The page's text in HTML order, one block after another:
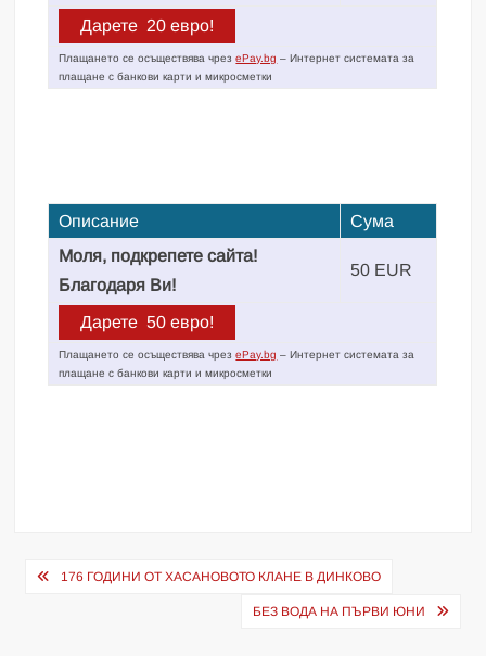
Плащането се осъществява чрезePay.bg – Интернет системата за
плащане с банкови карти и микросметки
Описание
Сума
Моля, подкрепете сайта!
Благодаря Ви!
50 EUR
Плащането се осъществява чрезePay.bg – Интернет системата за
плащане с банкови карти и микросметки
Навигация
176 ГОДИНИ ОТ ХАСАНОВОТО КЛАНЕ В ДИНКОВО
БЕЗ ВОДА НА ПЪРВИ ЮНИ